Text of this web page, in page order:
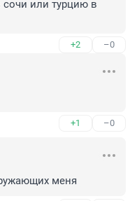
сочи или турцию в
+2 –0
+1 –0
меня